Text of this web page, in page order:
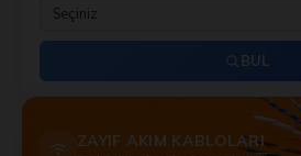
BUL
ZAYIF AKIM KABLOLARI